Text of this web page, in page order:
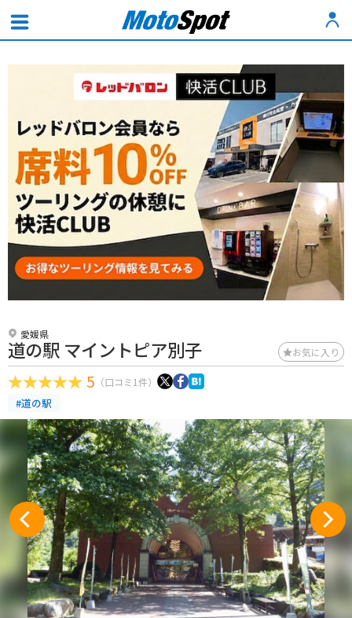
愛媛県
道の駅 マイントピア別子 お気に入り
5 （口コミ1件）
#道の駅